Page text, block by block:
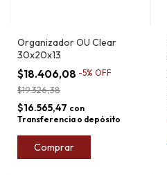
Organizador OU Clear
30x20x13
$18.406,08 -5% OFF
$19.326,38
$16.565,47 con
Transferencia o depósito
Comprar